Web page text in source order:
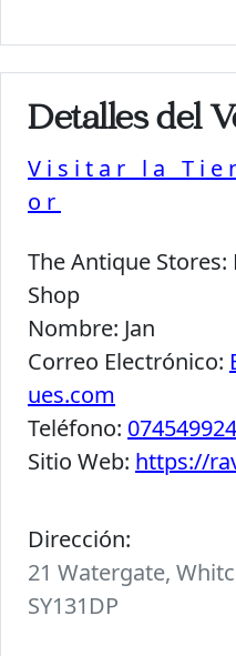
Detalles del
Visitar la
or
The Antique Stores:
Shop
Nombre: Jan
Correo Electrónico:
ues.com
Teléfono:
Sitio Web: https://
Dirección:
21 Watergate,
SY131DP